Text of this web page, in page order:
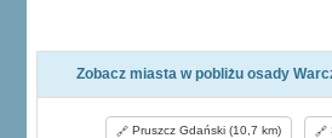
Zobacz miasta w pobliżu osady
Pruszcz Gdański (10,7 km)